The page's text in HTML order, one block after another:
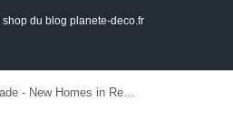
du blog planete-deco.fr